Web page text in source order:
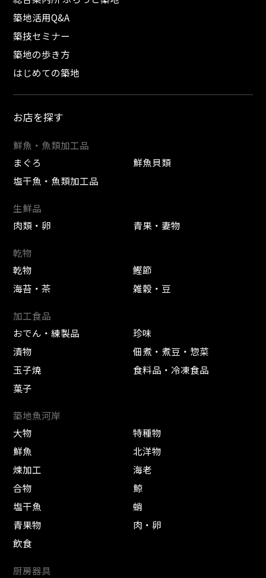
築地活用Q&A
築技セミナー
築地の歩き方
はじめての築地
お店を探す
鮮魚・魚類加工品
まぐろ
鮮魚貝類
塩干魚・魚類加工品
生鮮品
肉類・卵
青果・妻物
乾物
乾物
鰹節
海苔・茶
雑穀・豆
加工食品
おでん・練製品
珍味
漬物
佃煮・煮豆・惣菜
玉子焼
食料品・冷凍食品
菓子
築地魚河岸
大物
特種物
鮮魚
北洋物
煉加工
海老
合物
鯨
塩干魚
蛸
青果物
肉・卵
飲食
厨房器具